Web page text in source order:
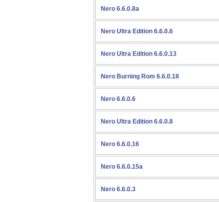
Nero 6.6.0.8a
Nero Ultra Edition 6.6.0.6
Nero Ultra Edition 6.6.0.13
Nero Burning Rom 6.6.0.18
Nero 6.6.0.6
Nero Ultra Edition 6.6.0.8
Nero 6.6.0.16
Nero 6.6.0.15a
Nero 6.6.0.3